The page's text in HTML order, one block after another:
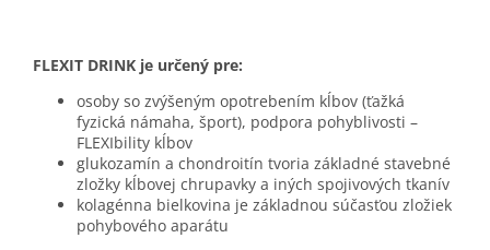
FLEXIT DRINK je určený pre:
osoby so zvýšeným opotrebením kĺbov (ťažká
fyzická námaha, šport), podpora pohyblivosti –
FLEXIbility kĺbov
glukozamín a chondroitín tvoria základné stavebné
zložky kĺbovej chrupavky a iných spojivových tkanív
kolagénna bielkovina je základnou súčasťou zložiek
pohybového aparátu